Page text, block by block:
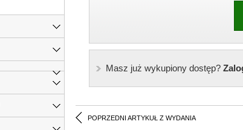
Masz już wykupiony dostęp?
POPRZEDNI ARTYKUŁ Z WYDANIA